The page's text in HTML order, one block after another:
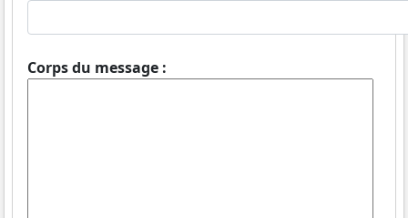
Corps du message :